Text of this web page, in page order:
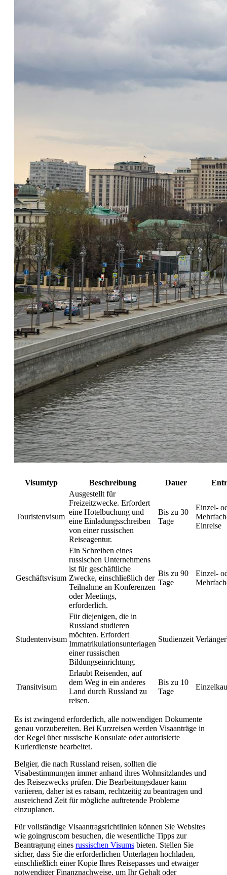
Visumtyp Beschreibung Dauer
Touristenvisum
Ausgestellt für
Freizeitzwecke. Erfordert
eine Hotelbuchung und
eine Einladungsschreiben
von einer russischen
Reiseagentur.
Bis zu 30
Tage
Einzel-
Einreise
Geschäftsvisum
Ein Schreiben eines
russischen Unternehmens
ist für geschäftliche
Zwecke, einschließlich der
Teilnahme an Konferenzen
oder Meetings,
erforderlich.
Bis zu 90
Tage
Einzel-
Studentenvisum
Für diejenigen, die in
Russland studieren
möchten. Erfordert
Immatrikulationsunterlagen
einer russischen
Bildungseinrichtung.
Studienzeit
Transitvisum
Erlaubt Reisenden, auf
dem Weg in ein anderes
Land durch Russland zu
reisen.
Bis zu 10
Tage
Es ist zwingend erforderlich, alle notwendigen Dokumente
genau vorzubereiten. Bei Kurzreisen werden Visaanträge in
der Regel über russische Konsulate oder autorisierte
Kurierdienste bearbeitet.
Belgier, die nach Russland reisen, sollten die
Visabestimmungen immer anhand ihres Wohnsitzlandes und
des Reisezwecks prüfen. Die Bearbeitungsdauer kann
variieren, daher ist es ratsam, rechtzeitig zu beantragen und
ausreichend Zeit für mögliche auftretende Probleme
einzuplanen.
Für vollständige Visaantragsrichtlinien können Sie Websites
wie goingruscom besuchen, die wesentliche Tipps zur
Beantragung eines russischen Visums bieten. Stellen Sie
sicher, dass Sie die erforderlichen Unterlagen hochladen,
einschließlich einer Kopie Ihres Reisepasses und etwaiger
notwendiger Finanznachweise, um Ihr Gehalt oder